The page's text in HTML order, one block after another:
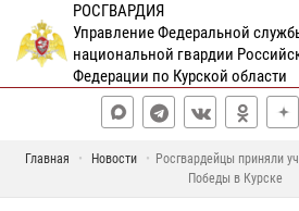
РОСГВАРДИЯ
Управление Федеральной
национальной гвардии
Федерации по Курской области
Главная Новости
Росгвардейцы приняли
Победы в Курске